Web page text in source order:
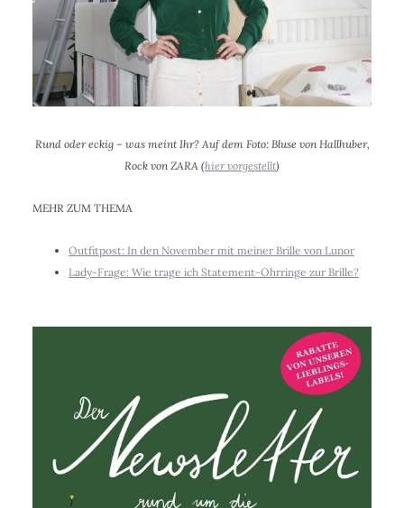
Rund oder eckig – was meint Ihr? Auf dem Foto: Bluse von Hallhuber,
Rock von ZARA (hier vorgestellt)
MEHR ZUM THEMA
Outfitpost: In den November mit meiner Brille von Lunor
Lady-Frage: Wie trage ich Statement-Ohrringe zur Brille?